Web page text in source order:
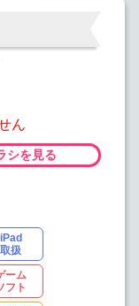
ん
シを見る
iPad
取扱
ーム
フト